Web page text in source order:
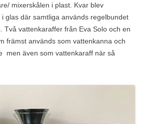
mixerskålen i plast. Kvar blev
glas där samtliga används regelbundet
Två vattenkaraffer från Eva Solo och en
främst används som vattenkanna och
men även som vattenkaraff när så